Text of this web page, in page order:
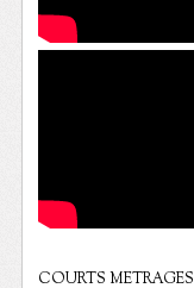
COURTS METRAGES